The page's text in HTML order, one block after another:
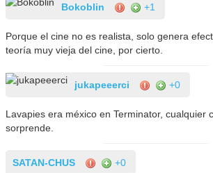
Bokoblin +1
Porque el cine no es realista, solo genera
teoría muy vieja del cine, por cierto.
jukapeeerci +0
Lavapies era méxico en Terminator, cualquier
sorprende.
SATAN-CHUS +0